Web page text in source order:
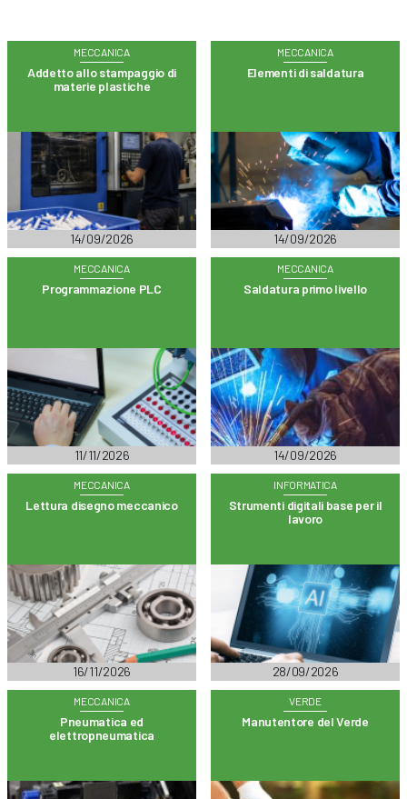
MECCANICA
Addetto allo stampaggio di
materie plastiche
14/09/2026
MECCANICA
Elementi di saldatura
14/09/2026
MECCANICA
Programmazione PLC
11/11/2026
MECCANICA
Saldatura primo livello
14/09/2026
MECCANICA
Lettura disegno meccanico
16/11/2026
INFORMATICA
Strumenti digitali base per il
lavoro
28/09/2026
MECCANICA
Pneumatica ed
elettropneumatica
VERDE
Manutentore del Verde